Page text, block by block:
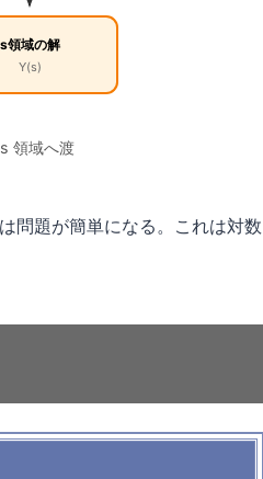
s領域の解
Y(s)
領域へ渡
問題が簡単になる。これは対数